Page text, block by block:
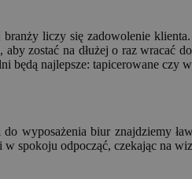
liczy się zadowolenie
zostać na dłużej o raz
będą najlepsze: tapicerowane czy
wyposażenia biur znajdziemy
spokoju odpocząć, czekając na